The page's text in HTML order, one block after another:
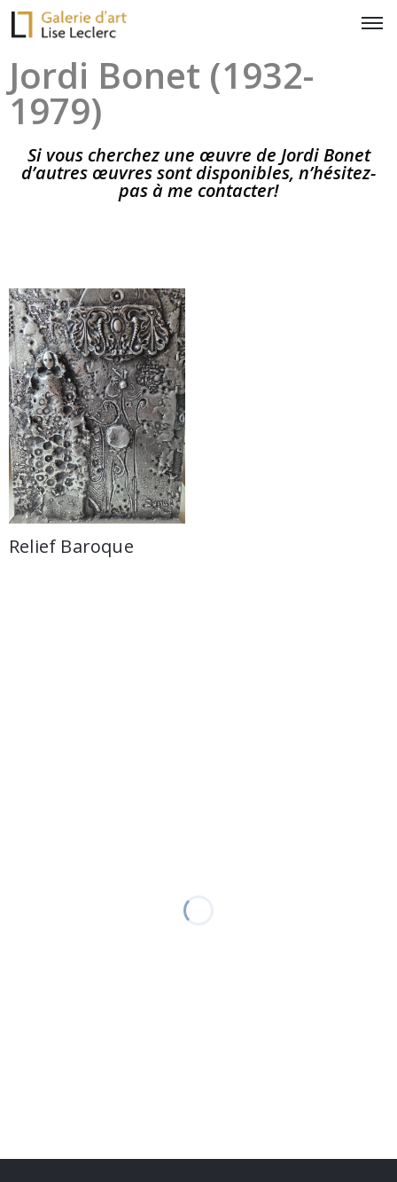
Jordi Bonet (1932-
1979)
Si vous cherchez une œuvre de Jordi Bonet
d’autres œuvres sont disponibles, n’hésitez-
pas à me contacter!
Relief Baroque